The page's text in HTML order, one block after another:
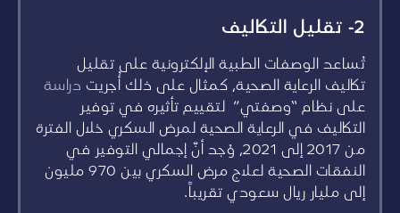
2- تقليل التكاليف
تُساعد الوصفات الطبية الإلكترونية على تقليل
تكاليف الرعاية الصحية، كمثال على ذلك أُجريت دراسة
على نظام “وصفتي” لتقييم تأثيره في توفير
التكاليف في الرعاية الصحية لمرض السكري خلال الفترة
من 2017 إلى 2021، وُجد أنّ إجمالي التوفير في
النفقات الصحية لعلاج مرض السكري بين 970 مليون
إلى مليار ريال سعودي تقريباً.